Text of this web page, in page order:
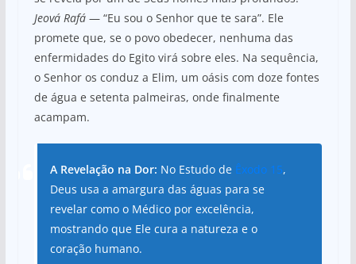
Jeová Rafá— “Eu sou o Senhor que te sara”. Ele
promete que, se o povo obedecer, nenhuma das
enfermidades do Egito virá sobre eles. Na sequência,
o Senhor os conduz a Elim, um oásis com doze fontes
de água e setenta palmeiras, onde finalmente
acampam.
A Revelação na Dor: No Estudo de Êxodo 15,
Deus usa a amargura das águas para se
revelar como o Médico por excelência,
mostrando que Ele cura a natureza e o
coração humano.